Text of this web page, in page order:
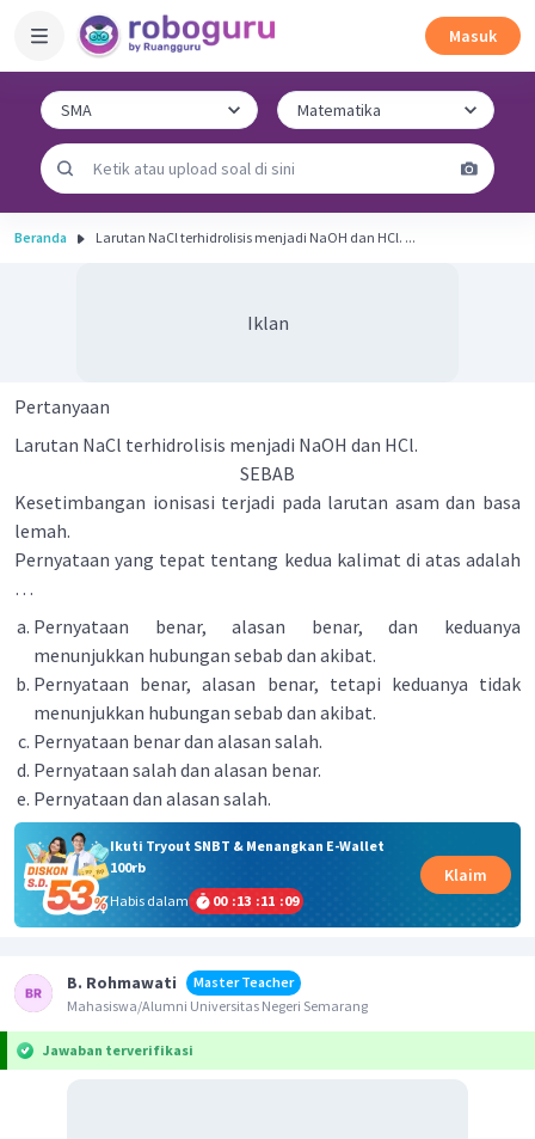
Masuk
Beranda Larutan NaCl terhidrolisis menjadi NaOH dan HCl. ...
Iklan
Pertanyaan
Larutan NaCl terhidrolisis menjadi NaOH dan HCl.
SEBAB
Kesetimbangan ionisasi terjadi pada larutan asam dan basa
lemah.
Pernyataan yang tepat tentang kedua kalimat di atas adalah
…
Pernyataan benar, alasan benar, dan keduanya
menunjukkan hubungan sebab dan akibat.
Pernyataan benar, alasan benar, tetapi keduanya tidak
menunjukkan hubungan sebab dan akibat.
Pernyataan benar dan alasan salah.
Pernyataan salah dan alasan benar.
Pernyataan dan alasan salah.
Ikuti Tryout SNBT & Menangkan E-Wallet
100rb
Habis dalam
00 :13 :11 :08
Klaim
B. Rohmawati
Master Teacher
Mahasiswa/Alumni Universitas Negeri Semarang
Jawaban terverifikasi